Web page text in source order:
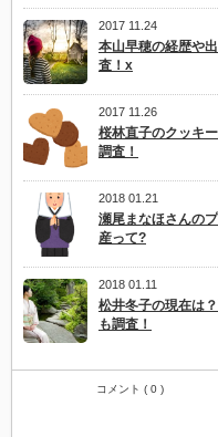
2017 11.24
本山早穂の経歴や
査！x
2017 11.26
桜林直子のクッキ
調査！
2018 01.21
瀬尾まなほさんの
産って?
2018 01.11
松井冬子の現在は
も調査！
コメント ( 0 )